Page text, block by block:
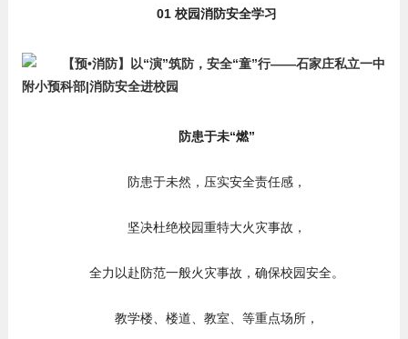
01 校园消防安全学习
防患于未“燃”
防患于未然，压实安全责任感，
坚决杜绝校园重特大火灾事故，
全力以赴防范一般火灾事故，确保校园安全。
教学楼、楼道、教室、等重点场所，